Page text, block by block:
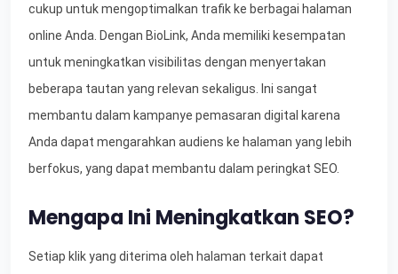
cukup untuk mengoptimalkan trafik ke berbagai halaman
online Anda. Dengan BioLink, Anda memiliki kesempatan
untuk meningkatkan visibilitas dengan menyertakan
beberapa tautan yang relevan sekaligus. Ini sangat
membantu dalam kampanye pemasaran digital karena
Anda dapat mengarahkan audiens ke halaman yang lebih
berfokus, yang dapat membantu dalam peringkat SEO.
Mengapa Ini Meningkatkan SEO?
Setiap klik yang diterima oleh halaman terkait dapat